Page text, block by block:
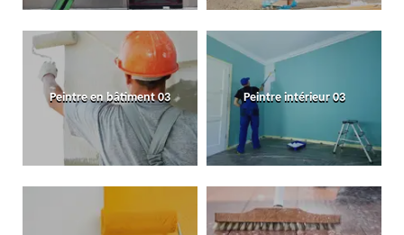
Peintre en bâtiment 03 Peintre intérieur 03